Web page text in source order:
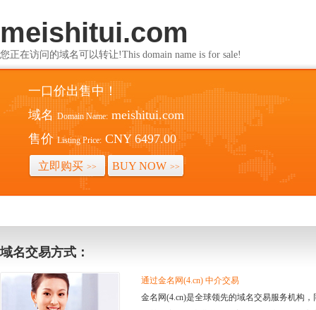
meishitui.com
您正在访问的域名可以转让!This domain name is for sale!
一口价出售中！
域名 Domain Name: meishitui.com
售价 Listing Price: CNY 6497.00
立即购买 >> BUY NOW >>
域名交易方式：
通过金名网(4.cn) 中介交易
金名网(4.cn)是全球领先的域名交易服务机构